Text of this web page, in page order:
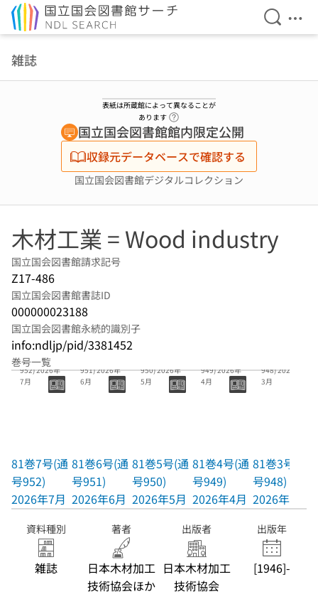
検索を
メ
雑誌
表紙は所蔵館によって異なることが
あります
国立国会図書館館内限定公開
収録元データベースで確認する
国立国会図書館デジタルコレクション
木材工業 = Wood industry
国立国会図書館請求記号
Z17-486
国立国会図書館書誌ID
000000023188
国立国会図書館永続的識別子
info:ndljp/pid/3381452
巻号一覧
81巻7号(通号
952) 2026年
7月
81巻7号(通
号952)
2026年7月
951) 2026年
6月
81巻6号(通
号951)
2026年6月
950) 2026年
5月
81巻5号(通
号950)
2026年5月
949) 2026年
4月
81巻4号(通
号949)
2026年4月
948) 2026年
3月
81巻3号(通
号948)
2026年3月
資料種別
雑誌
著者
日本木材加工
技術協会ほか
出版者
日本木材加工
技術協会
出版年
[1946]-